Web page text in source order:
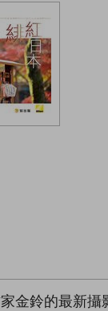
金鈴的最新